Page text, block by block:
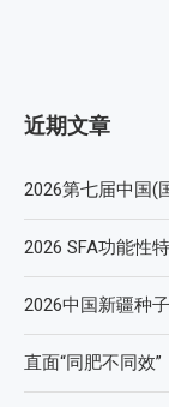
近期文章
2026第七届中国(
2026 SFA功能性
2026中国新疆种
直面“同肥不同效